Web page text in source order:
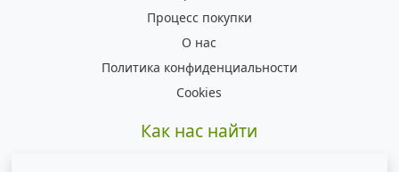
Процесс покупки
О нас
Политика конфиденциальности
Cookies
Как нас найти